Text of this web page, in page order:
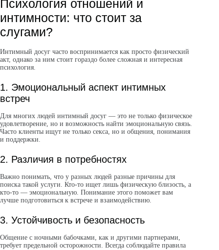
Психология отношений и
интимности: что стоит за
слугами?
Интимный досуг часто воспринимается как просто физический
акт, однако за ним стоит гораздо более сложная и интересная
психология.
1. Эмоциональный аспект интимных
встреч
Для многих людей интимный досуг — это не только физическое
удовлетворение, но и возможность найти эмоциональную связь.
Часто клиенты ищут не только секса, но и общения, понимания
и поддержки.
2. Различия в потребностях
Важно понимать, что у разных людей разные причины для
поиска такой услуги. Кто-то ищет лишь физическую близость, а
кто-то — эмоциональную. Понимание этого поможет вам
лучше подготовиться к встрече и взаимодействию.
3. Устойчивость и безопасность
Общение с ночными бабочками, как и другими партнерами,
требует предельной осторожности. Всегда соблюдайте правила